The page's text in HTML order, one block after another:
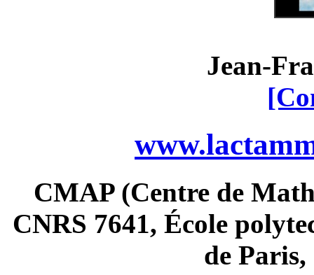
Jean-
CMAP (Centre de
CNRS 7641, École
de